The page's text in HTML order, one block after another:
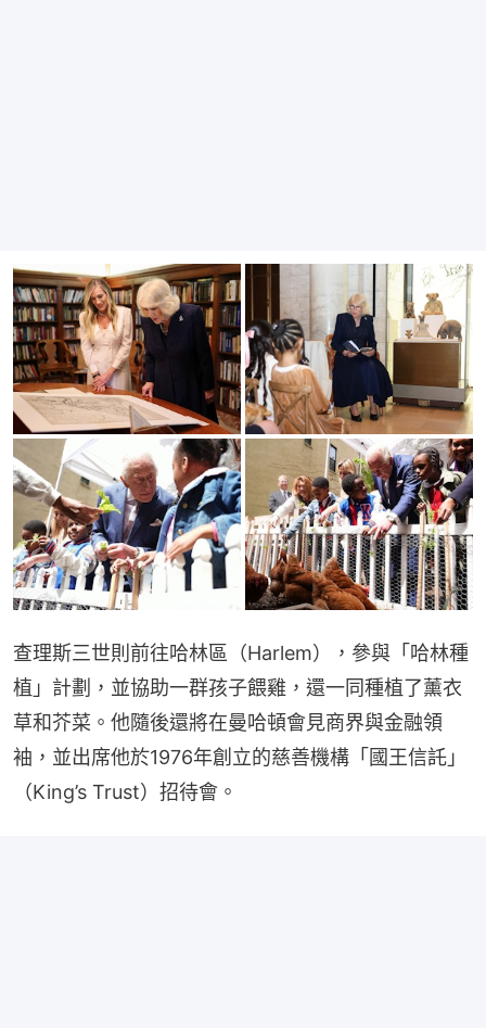
查理斯三世則前往哈林區（Harlem），參與「哈林種
植」計劃，並協助一群孩子餵雞，還一同種植了薰衣
草和芥菜。他隨後還將在曼哈頓會見商界與金融領
袖，並出席他於1976年創立的慈善機構「國王信託」
（King’s Trust）招待會。